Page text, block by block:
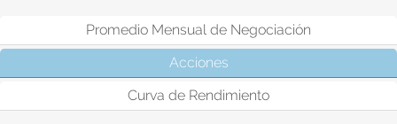
Promedio Mensual de Negociación
Acciones
Curva de Rendimiento